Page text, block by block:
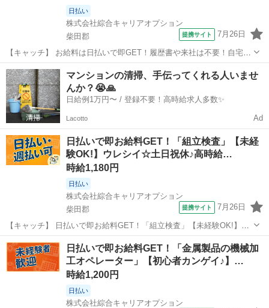
日払い
株式会社綜合キャリアオプション
柴田郡
提携サイト 7月26日
【キャッチ】 お給料は日払いで即GET！履歴書や来社は不要！自宅で
完結WEB応募！柴田郡村田町周辺！ 【コメント】 製造のお仕事をお
探しの方必見！ 「経験ないけど大丈夫かな・・・」 「派遣ってどんな
働き方だろう・・」 「...
宮城 柴田郡
マンションの清掃、手伝ってくれる人いませ
んか？😭🙏
日給例1万円〜 / 登録不要！高時給求人多数✨
Lacotto Ad
日払いで即お給料GET！「組立検査」【未経
験OK!】ウレシイ☆土日祝休♪高時給…
時給1,180円
日払い
株式会社綜合キャリアオプション
柴田郡
提携サイト 7月26日
【キャッチ】 日払いで即お給料GET！「組立検査」【未経験OK!】ウ
レシイ☆土日祝休♪高時給1180円！ 【コメント】 弊社なら事前の職場
見学が多数！お仕事安心スタート★★ 「派遣では働いたことが無くて
気になる・・・」 ...
宮城 柴田郡 工場
日払いで即お給料GET！「金属製品の機械加
工オペレーター」【初心者カンゲイ♪】…
時給1,200円
日払い
株式会社綜合キャリアオプション